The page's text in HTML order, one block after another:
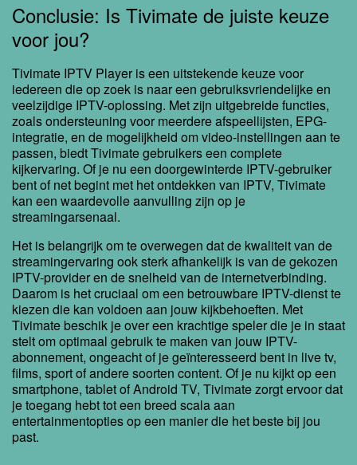
Conclusie: Is Tivimate de juiste keuze
voor jou?
Tivimate IPTV Player is een uitstekende keuze voor
iedereen die op zoek is naar een gebruiksvriendelijke en
veelzijdige IPTV-oplossing. Met zijn uitgebreide functies,
zoals ondersteuning voor meerdere afspeellijsten, EPG-
integratie, en de mogelijkheid om video-instellingen aan te
passen, biedt Tivimate gebruikers een complete
kijkervaring. Of je nu een doorgewinterde IPTV-gebruiker
bent of net begint met het ontdekken van IPTV, Tivimate
kan een waardevolle aanvulling zijn op je
streamingarsenaal.
Het is belangrijk om te overwegen dat de kwaliteit van de
streamingervaring ook sterk afhankelijk is van de gekozen
IPTV-provider en de snelheid van de internetverbinding.
Daarom is het cruciaal om een betrouwbare IPTV-dienst te
kiezen die kan voldoen aan jouw kijkbehoeften. Met
Tivimate beschik je over een krachtige speler die je in staat
stelt om optimaal gebruik te maken van jouw IPTV-
abonnement, ongeacht of je geïnteresseerd bent in live tv,
films, sport of andere soorten content. Of je nu kijkt op een
smartphone, tablet of Android TV, Tivimate zorgt ervoor dat
je toegang hebt tot een breed scala aan
entertainmentopties op een manier die het beste bij jou
past.